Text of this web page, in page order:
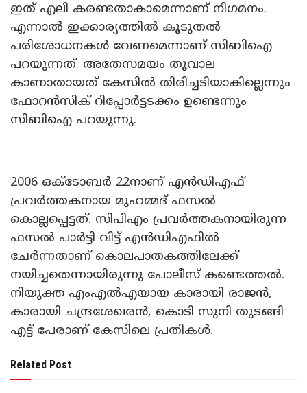
ഇത് എലി കരണ്ടതാകാമെന്നാണ് നിഗമനം.
എന്നാൽ ഇക്കാര്യത്തിൽ കൂടുതൽ
പരിശോധനകൾ വേണമെന്നാണ് സിബിഐ
പറയുന്നത്. അതേസമയം തൂവാല
കാണാതായത് കേസിൽ തിരിച്ചടിയാകില്ലെന്നും
ഫോറൻസിക് റിപ്പോർട്ടടക്കം ഉണ്ടെന്നും
സിബിഐ പറയുന്നു.
2006 ഒക്ടോബർ 22നാണ് എൻഡിഎഫ്
പ്രവർത്തകനായ മുഹമ്മദ് ഫസൽ
കൊല്ലപ്പെട്ടത്. സിപിഎം പ്രവർത്തകനായിരുന്ന
ഫസൽ പാർട്ടി വിട്ട് എൻഡിഎഫിൽ
ചേർന്നതാണ് കൊലപാതകത്തിലേക്ക്
നയിച്ചതെന്നായിരുന്നു പോലീസ് കണ്ടെത്തൽ.
നിയുക്ത എംഎൽഎയായ കാരായി രാജൻ,
കാരായി ചന്ദ്രശേഖരൻ, കൊടി സുനി തുടങ്ങി
എട്ട് പേരാണ് കേസിലെ പ്രതികൾ.
Related Post